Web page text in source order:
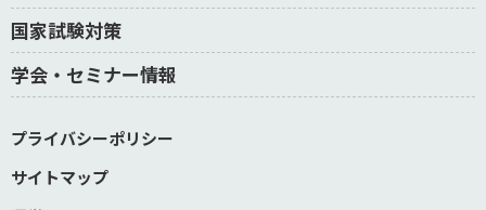
国家試験対策
学会・セミナー情報
プライバシーポリシー
サイトマップ